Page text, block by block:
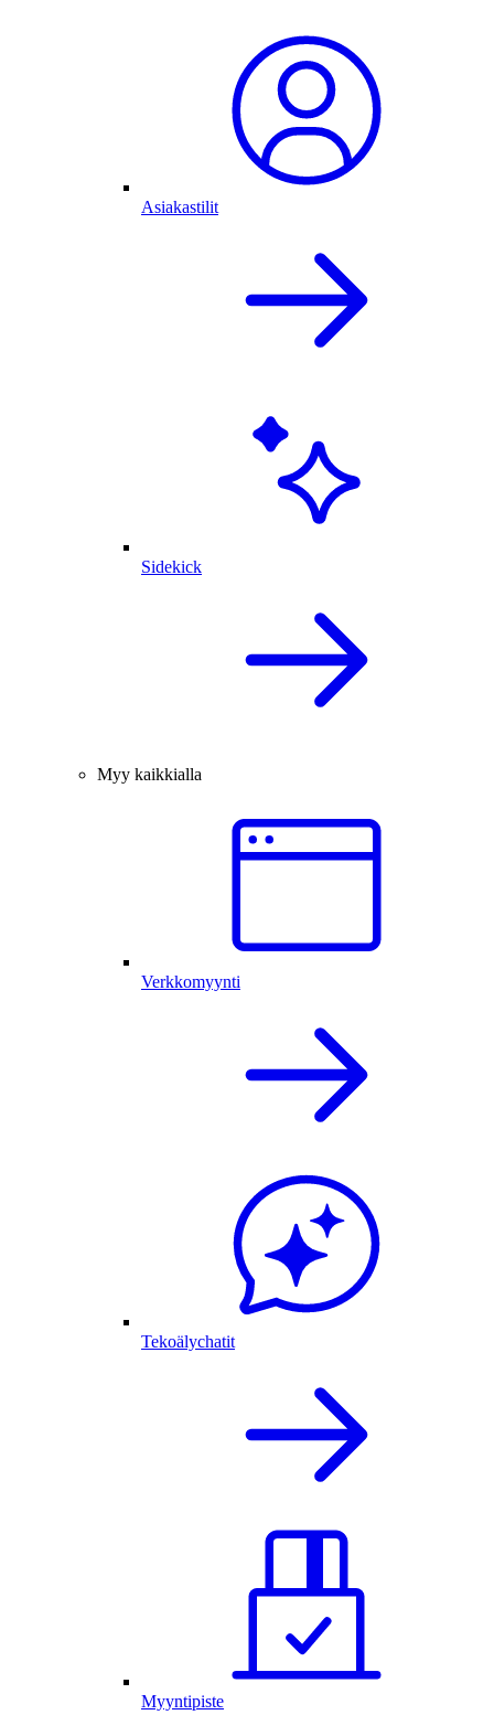
Asiakastilit
Sidekick
Myy kaikkialla
Verkkomyynti
Tekoälychatit
Myyntipiste